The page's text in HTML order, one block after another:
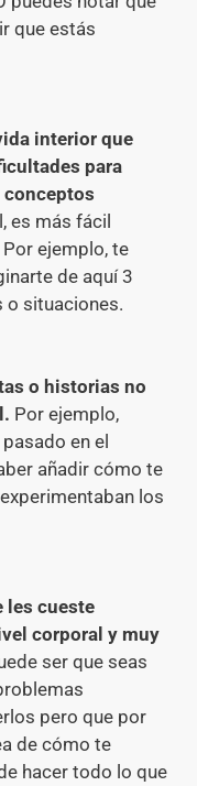
que estás
interior que
para
conceptos
es más fácil
ejemplo, te
de aquí 3
o situaciones.
o historias no
Por ejemplo,
en el
añadir cómo te
los
les cueste
corporal y muy
ser que seas
pero que por
de cómo te
hacer todo lo que